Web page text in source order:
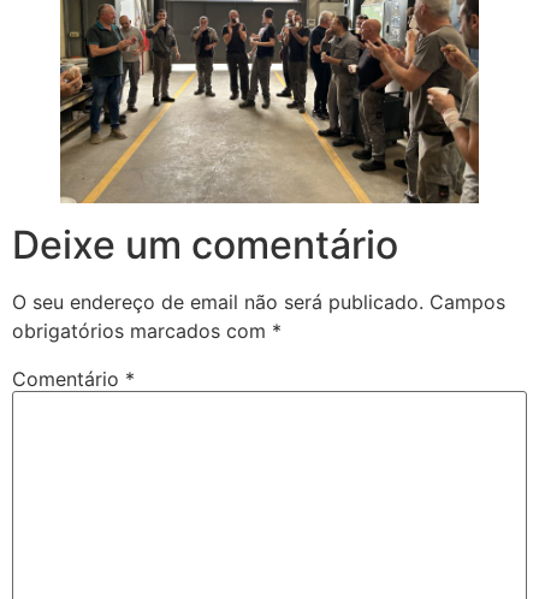
Deixe um comentário
O seu endereço de email não será publicado. Campos
obrigatórios marcados com *
Comentário *